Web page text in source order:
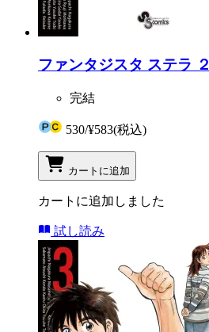
ファンタジスタ ステラ ２
完結
530/¥583(税込)
カートに追加
カートに追加しました
試し読み